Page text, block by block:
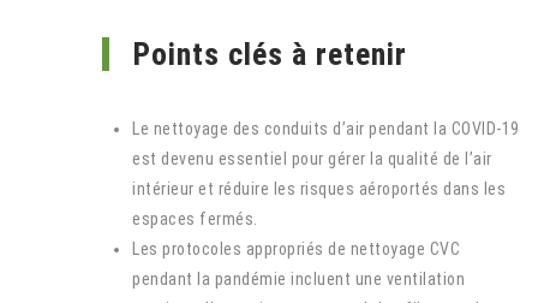
Points clés à retenir
Le nettoyage des conduits d’air pendant la COVID-19
est devenu essentiel pour gérer la qualité de l’air
intérieur et réduire les risques aéroportés dans les
espaces fermés.
Les protocoles appropriés de nettoyage CVC
pendant la pandémie incluent une ventilation